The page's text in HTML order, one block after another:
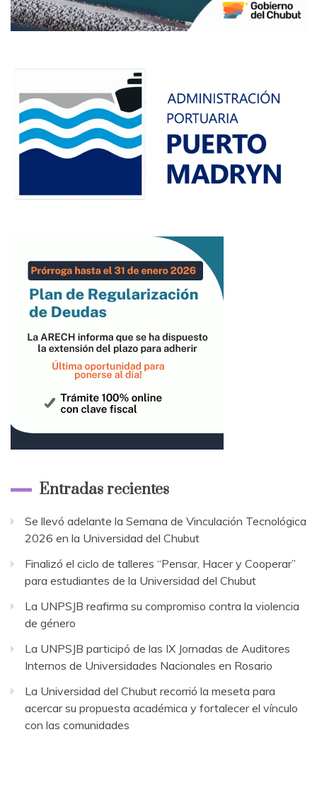
Entradas recientes
Se llevó adelante la Semana de Vinculación Tecnológica
2026 en la Universidad del Chubut
Finalizó el ciclo de talleres “Pensar, Hacer y Cooperar”
para estudiantes de la Universidad del Chubut
La UNPSJB reafirma su compromiso contra la violencia
de género
La UNPSJB participó de las IX Jornadas de Auditores
Internos de Universidades Nacionales en Rosario
La Universidad del Chubut recorrió la meseta para
acercar su propuesta académica y fortalecer el vínculo
con las comunidades